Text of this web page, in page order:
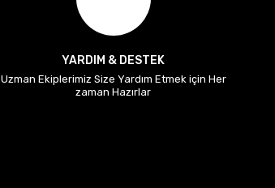
YARDIM & DESTEK
Uzman Ekiplerimiz Size Yardım Etmek için Her
zaman Hazırlar